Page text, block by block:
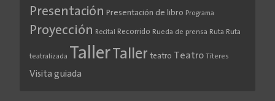
Presentación Presentación de libro Programa
Proyección Recital Recorrido Rueda de prensa Ruta Ruta
teatralizada Taller Taller teatro Teatro Títeres
Visita guiada